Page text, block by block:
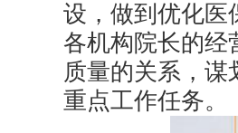
设，做到优化医
各机构院长的经
质量的关系，谋
重点工作任务。